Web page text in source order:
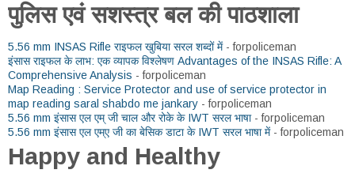
पुलिस एवं सशस्त्र बल की पाठशाला
5.56 mm INSAS Rifle राइफल खुबिया सरल शब्दों में- forpoliceman
इंसास राइफल के लाभ: एक व्यापक विश्लेषण Advantages of the INSAS Rifle: A
Comprehensive Analysis - forpoliceman
Map Reading : Service Protector and use of service protector in
map reading saral shabdo me jankary - forpoliceman
5.56 mm इंसास एल एम् जी चाल और रोके के IWT सरल भाषा- forpoliceman
5.56 mm इंसास एल एम्ए जी का बेसिक डाटा के IWT सरल भाषा में- forpoliceman
Happy and Healthy